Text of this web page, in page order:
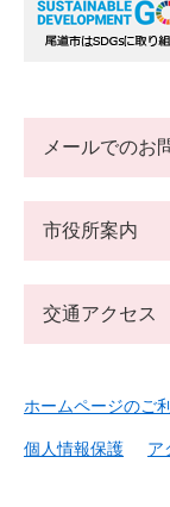
メールでのお
市役所案内
交通アクセス
ホームページのご
個人情報保護 ア